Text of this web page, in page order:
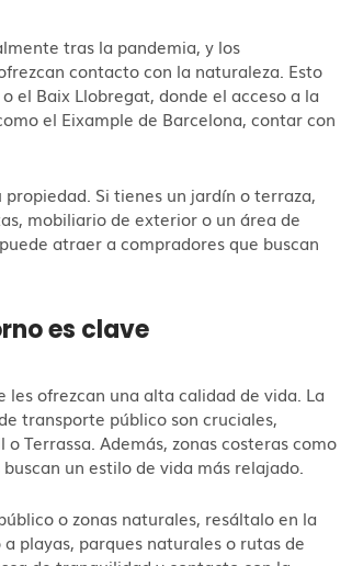
tras la pandemia, y los
contacto con la naturaleza. Esto
el Baix Llobregat, donde el acceso a la
el Eixample de Barcelona, contar con
Si tienes un jardín o terraza,
mobiliario de exterior o un área de
atraer a compradores que buscan
es clave
les ofrezcan una alta calidad de vida. La
transporte público son cruciales,
Terrassa. Además, zonas costeras como
un estilo de vida más relajado.
o zonas naturales, resáltalo en la
playas, parques naturales o rutas de